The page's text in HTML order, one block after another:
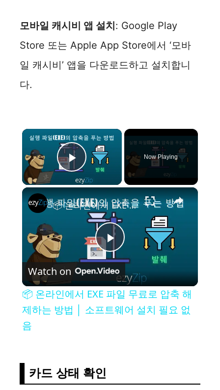
모바일 캐시비 앱 설치: Google Play
Store 또는 Apple App Store에서 ‘모바
일 캐시비’ 앱을 다운로드하고 설치합니
다.
×
Play Video
Now Playing
×
P
a
📦 온라인에서 EXE 파일 무료로 압축 해제하는 방법 │ 소프트웨어 설치 필요 없음
Watch on
📦 온라인에서 EXE 파일 무료로 압축 해
제하는 방법 │ 소프트웨어 설치 필요 없
음
카드 상태 확인